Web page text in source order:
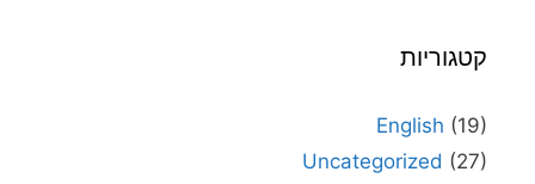
קטגוריות
English (19)
Uncategorized (27)